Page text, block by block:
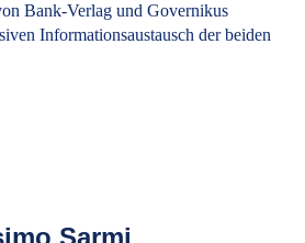
Bank-Verlag und Governikus
Informationsaustausch der beiden